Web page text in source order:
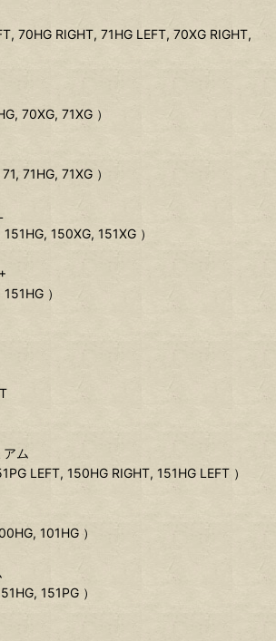
70HG RIGHT, 71HG LEFT, 70XG RIGHT,
70XG, 71XG ）
71HG, 71XG ）
150XG, 151XG ）
）
アム
LEFT, 150HG RIGHT, 151HG LEFT ）
101HG ）
151PG ）